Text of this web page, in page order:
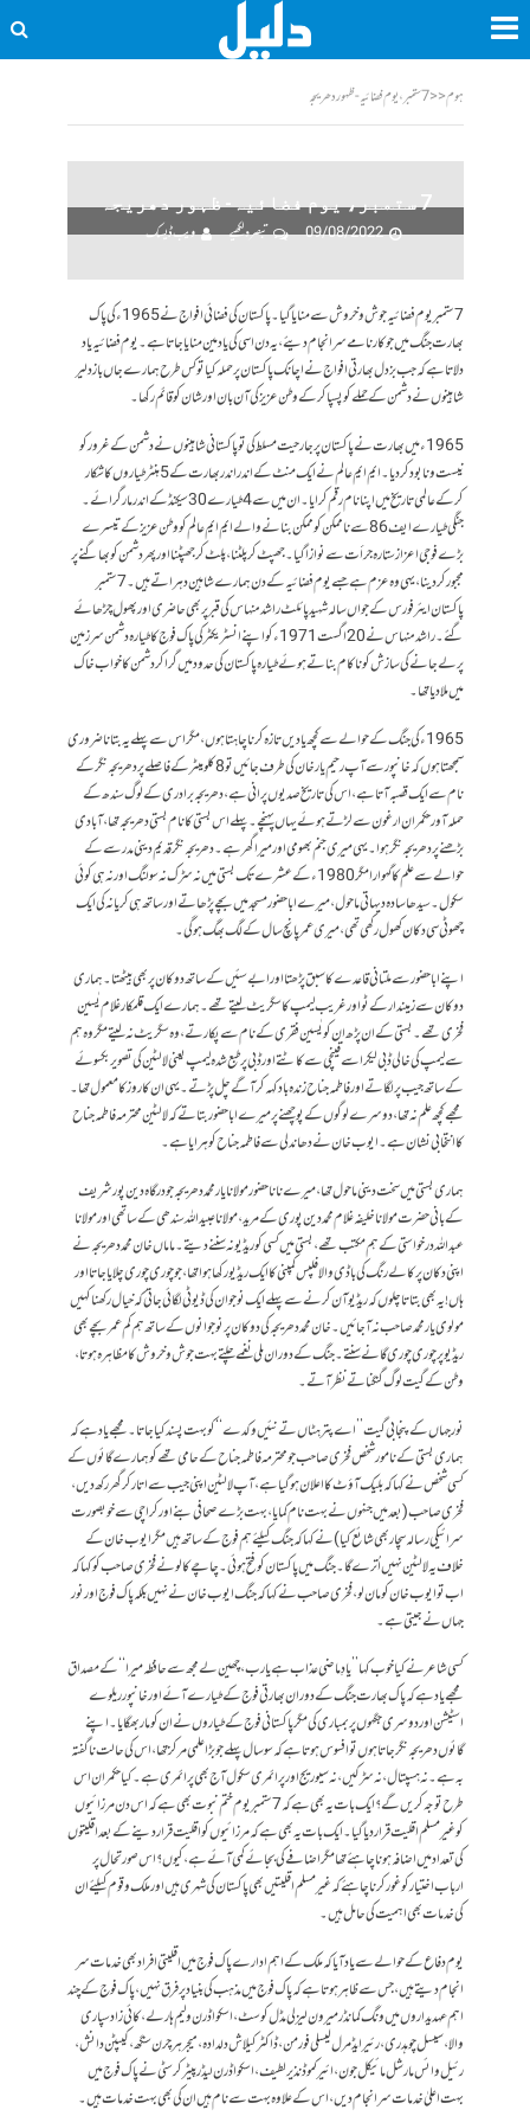
ہوم<<7 ستمبر، یوم فضائیہ- ظہور دھریجہ
7 ستمبر، یوم فضائیہ- ظہور دھریجہ
09/08/2022
تبصرہ لکھیے ویب ڈیسک
7 ستمبر یوم فضائیہ جوش و خروش سے منایا گیا۔ پاکستان کی فضائی افواج نے 1965ء کی پاک
بھارت جنگ میں جو کارنامے سر انجام دیئے ، یہ دن اسی کی یاد مین منایا جاتا ہے ۔ یوم فضائیہ یاد
دلاتا ہے کہ جب بزدل بھارتی افواج نے اچانک پاکستان پر حملہ کیا تو کس طرح ہمارے جاں باز دلیر
شاہینوں نے دشمن کے حملے کو پسپا کرکے وطن عزیز کی آن بان اور شان کو قائم رکھا۔
1965ء میں بھارت نے پاکستان پر جارحیت مسلط کی تو پاکستانی شاہینوں نے دشمن کے غرور کو
نیست و نابود کر دیا۔ ایم ایم عالم نے ایک منٹ کے اندر اندر بھارت کے 5 ہنٹر طیاروں کا شکار
کرکے عالمی تاریخ میں اپنا نام رقم کرایا۔ ان میں سے 4 طیارے 30 سیکنڈ کے اندر مار گرائے۔
جنگی طیارے ایف 86 سے ناممکن کو ممکن بنانے والے ایم ایم عالم کو وطن عزیز کے تیسرے
بڑے فوجی اعزاز ستارہ جرأت سے نوازا گیا۔ جھپٹ کر پلٹنا، پلٹ کر جھپٹنا اور پھر دشمن کو بھاگنے پر
مجبور کر دینا، یہی وہ عزم ہے جسے یوم فضائیہ کے دن ہمارے شاہین دہراتے ہیں۔ 7 ستمبر
پاکستان ایئر فورس کے جواں سالہ شہید پائلٹ راشد منہاس کی قبر پر بھی حاضری اور پھول چڑھائے
گئے۔ راشد منہاس نے 20 اگست 1971ء کو اپنے انسٹریکٹر کی پاک فوج کا طیارہ دشمن سر زمین
پر لے جانے کی سازش کو ناکام بناتے ہوئے طیارہ پاکستان کی حدود میں گرا کر دشمن کا خواب خاک
میں ملا دیا تھا۔
1965ء کی جنگ کے حوالے سے کچھ یادیں تازہ کرنا چاہتا ہوں ، مگر اس سے پہلے یہ بتانا ضروری
سمجھتا ہوں کہ خانپور سے آپ رحیم یارخان کی طرف جائیں تو8 کلومیٹر کے فاصلے پر دھریجہ نگر کے
نام سے ایک قصبہ آتا ہے ، اس کی تاریخ صدیوں پرانی ہے، دھریجہ برادری کے لوگ سندھ کے
حملہ آور حکمران ارغون سے لڑتے ہوئے یہاں پہنچے۔ پہلے اس بستی کا نام بستی دھریجہ تھا، آبادی
بڑھنے پر دھریجہ نگر ہوا۔ یہی میری جنم بھومی اور میرا گھر ہے ۔دھریجہ نگر قدیم دینی مدرسے کے
حوالے سے علم کا گہوارا مگر 1980ء کے عشرے تک بستی میں نہ سڑک نہ سولنگ اور نہ ہی کوئی
سکول ۔ سیدھا سادہ دیہاتی ماحول ،میرے ابا حضور مسجد میں بچے پڑھاتے اور ساتھ ہی کریانہ کی ایک
چھوٹی سی دکان کھول رکھی تھی ، میری عمر پانچ سال کے لگ بھگ ہو گی ۔
اپنے ابا حضور سے ملتانی قاعدے کا سبق پڑھتا اور ابے سئیں کے ساتھ دوکان پر بھی بیٹھتا ۔ ہماری
دوکان سے زمیندار کے ٹو اور غریب لیمپ کا سگریٹ لیتے تھے ۔ ہمارے ایک قلمکار غلام یٰسین
فخری تھے ۔ بستی کے ان پڑھ ان کو یٰسین فقری کے نام سے پکارتے ،وہ سگریٹ نہ لیتے مگر وہ ہم
سے لیمپ کی خالی ڈبی لیکر اسے قینچی سے کاٹتے اور ڈبی پر طبع شدہ لیمپ یعنی لالٹین کی تصویر بکسوئے
کے ساتھ جیب پر لگاتے اور فاطمہ جناح زندہ باد کہہ کر آگے چل پڑتے ۔ یہی ان کا روز کا معمول تھا ۔
مجھے کچھ علم نہ تھا ، دوسرے لوگوں کے پوچھنے پر میرے ابا حضور بتاتے کہ لالٹین محترمہ فاطمہ جناح
کا انتخابی نشان ہے ۔ ایوب خان نے دھاندلی سے فاطمہ جناح کو ہرایا ہے ۔
ہماری بستی میں سخت دینی ماحول تھا ، میرے نانا حضور مولانا یار محمد دھریجہ جو درگاہ دین پور شریف
کے بانی حضرت مولانا خلیفہ غلام محمد دین پوری کے مرید، مولانا عبید اللہ سندھی کے ساتھی اور مولانا
عبداللہ درخواستی کے ہم مکتب تھے ، بستی میں کسی کو ریڈیو نہ سننے دیتے ۔ ماماں خان محمد دھریجہ نے
اپنی دکان پر کالے رنگ کی باڈی والا فلپس کمپنی کا ایک ریڈیو رکھا ہوا تھا، جو چوری چوری چلایا جاتا اور
ہاں! یہ بھی بتاتا چلوں کہ ریڈیو آن کرنے سے پہلے ایک نوجوان کی ڈیوٹی لگائی جاتی کہ خیال رکھنا کہیں
مولوی یار محمد صاحب نہ آ جائیں ۔ خان محمد دھریجہ کی دوکان پر نوجوانوں کے ساتھ ہم کم عمر بچے بھی
ریڈیو پر چوری چوری گانے سنتے ۔ جنگ کے دوران ملی نغمے چلتے بہت جوش و خروش کا مظاہرہ ہوتا،
وطن کے گیت لوگ گنگناتے نظر آتے۔
نور جہاں کے پنجابی گیت ’’اے پتر ہٹاں تے نئیں وکدے ‘‘ کو بہت پسند کیا جاتا۔ مجھے یاد ہے کہ
ہماری بستی کے نامور شخص فخری صاحب جو محترمہ فاطمہ جناح کے حامی تھے کو ہمارے گائوں کے
کسی شخص نے کہا کہ بلیک آؤٹ کا اعلان ہو گیا ہے، آپ لالٹین اپنی جیب سے اتار کر گھر رکھ دیں ،
فخری صاحب (بعد میں جنہوں نے بہت نام کمایا، بہت بڑے صحافی بنے اور کراچی سے خوبصورت
سرائیکی رسالہ سچار بھی شائع کیا ) نے کہا کہ جنگ کیلئے ہم فوج کے ساتھ ہیں مگر ایوب خان کے
خلاف یہ لالٹین نہیں اُترے گا ۔ جنگ میں پاکستان کو فتح ہوئی ۔ چاچے کالو نے فخری صاحب کو کہا کہ
اب تو ایوب خان کو مان لو ، فخری صاحب نے کہا کہ جنگ ایوب خان نے نہیں بلکہ پاک فوج اور نور
جہاں نے جیتی ہے۔
کسی شاعر نے کیا خوب کہا ’’یادِ ماضی عذاب ہے یا رب ، چھین لے مجھ سے حافظہ میرا ‘‘ کے مصداق
مجھے یاد ہے کہ پاک بھارت جنگ کے دوران بھارتی فوج کے طیارے آئے اور خانپور ریلوے
اسٹیشن اور دوسری جگہوں پر بمباری کی مگر پاکستانی فوج کے طیاروں نے ان کو مار بھگایا ۔ اپنے
گائوں دھریجہ نگر جاتا ہوں تو افسوس ہوتا ہے کہ سو سال پہلے جو بڑا علمی مرکز تھا، اس کی حالت نا گفتہ
بہ ہے۔ نہ ہسپتال، نہ سڑکیں، نہ سیوریج اور پرائمری سکول آج بھی پرائمری ہے۔ کیا حکمران اس
طرح توجہ کریں گے؟ ایک بات یہ بھی ہے کہ 7 ستمبر یوم ختم نبوت بھی ہے کہ اس دن مرزائیوں
کو غیر مسلم اقلیت قرار دیا گیا ۔ ایک بات یہ بھی ہے کہ مرزائیوں کو اقلیت قرار دینے کے بعد اقلیتوں
کی تعداد میں اضافہ ہونا چاہئے تھا مگر اضافے کی بجائے کمی آئے ہے ، کیوں؟ اس صورتحال پر
ارباب اختیار کو غور کرنا چاہئے کہ غیر مسلم اقلیتیں بھی پاکستان کی شہری ہیں اور ملک و قوم کیلئے ان
کی خدمات بھی اہمیت کی حامل ہیں ۔
یوم دفاع کے حوالے سے یاد آیا کہ ملک کے اہم ادارے پاک فوج میں اقلیتی افراد بھی خدمات سر
انجام دیتے ہیں ، جس سے ظاہر ہوتا ہے کہ پاک فوج میں مذہب کی بنیاد پر فرق نہیں ، پاک فوج کے چند
اہم عہدیداروں میں ونگ کمانڈر میرون لیزلی مڈل کوسٹ، اسکواڈرن ولیم ہارلے ، کائی زاد سپاری
والا ، سیسل چوہدری ،رئیر ایڈمرل لیسلی فورمن ، ڈاکٹرکیلاش دلدادہ ، میجر ہر چرن سنگھ ، کیپٹن دانش،
رئیل وائس مارشل مائیکل جون، ائیر کموڈ نذیر لطیف ،اسکواڈرن لیڈر پیٹر کرسٹی نے پاک فوج میں
بہت اعلیٰ خدمات سر انجام دیں ، اس کے علاوہ بہت سے نام ہیں ان کی بھی بہت خدمات ہیں۔